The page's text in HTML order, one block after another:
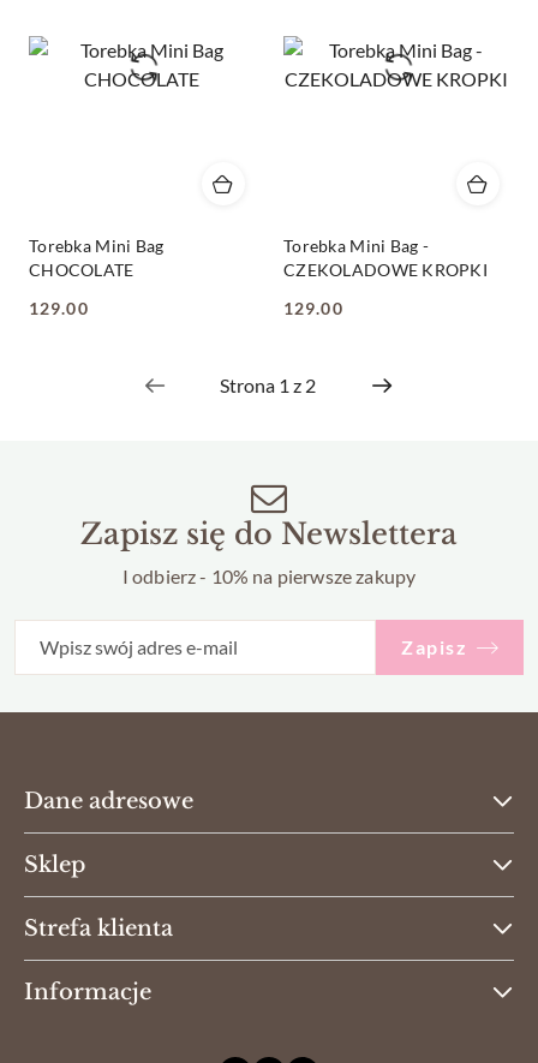
Torebka Mini Bag
CHOCOLATE
Cena:
129.00
Torebka Mini Bag -
CZEKOLADOWE KROPKI
Cena:
129.00
Zapisz się do Newslettera
I odbierz - 10% na pierwsze zakupy
Zapisz
Dane adresowe
Sklep
Strefa klienta
Informacje